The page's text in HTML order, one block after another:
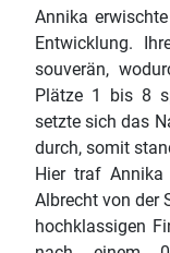
Annika
Entwicklung.
souverän,
Plätze 1 bis 8
setzte sich das
durch, somit
Hier traf Annika
Albrecht von der
hochklassigen